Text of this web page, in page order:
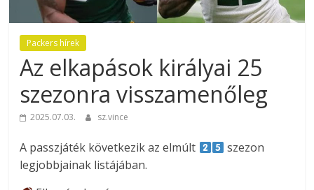
Packers hírek
Az elkapások királyai 25
szezonra visszamenőleg
2025.07.03. sz.vince
A passzjáték következik az elmúlt
szezon
legjobbjainak listájában.